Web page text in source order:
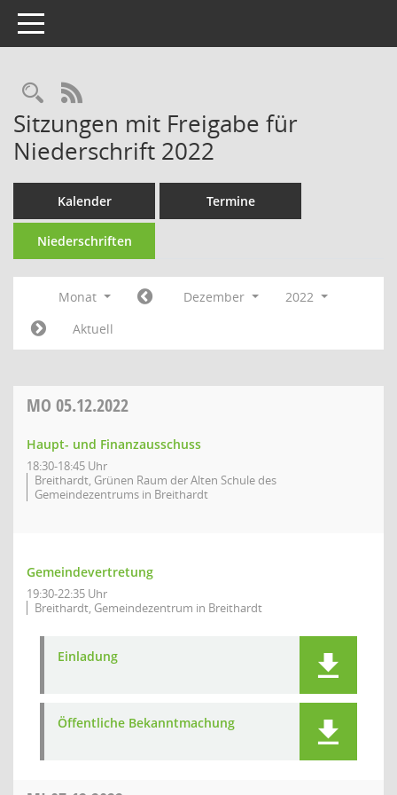
Toggle navigation
Rechercheauswahl
RSS-Feed
Sitzungen mit Freigabe für
Niederschrift 2022
Kalender Termine
Niederschriften
Monat Dezember
2022
Aktuell
MO 05.12.2022
Haupt- und Finanzausschuss
18:30-18:45 Uhr
Breithardt, Grünen Raum der Alten Schule des
Gemeindezentrums in Breithardt
Gemeindevertretung
19:30-22:35 Uhr
Breithardt, Gemeindezentrum in Breithardt
Einladung
Öffentliche Bekanntmachung